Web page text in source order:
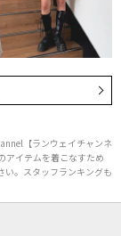
【ランウェイチャンネ
アイテムを着こなすため
い。スタッフランキングも